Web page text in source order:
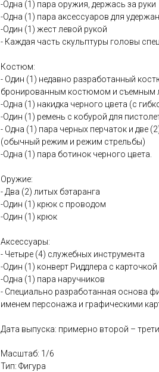
-Одна (1) пара оружия, держась за руки
-Одна (1) пара аксессуаров для
-Один (1) жест левой рукой
- Каждая часть скульптуры головы
Костюм:
- Один (1) недавно разработанный
бронированным костюмом и съемным
-Одна (1) накидка черного цвета (с
-Один (1) ремень с кобурой для
- Одна (1) пара черных перчаток и две
(обычный режим и режим стрельбы)
-Одна (1) пара ботинок черного цвета.
Оружие:
- Два (2) литых бэтаранга
-Один (1) крюк с проводом
-Один (1) крюк
Аксессуары:
- Четыре (4) служебных инструмента
-Один (1) конверт Риддлера с карточкой
-Одна (1) пара наручников
- Специально разработанная основа
именем персонажа и графическими
Дата выпуска: примерно второй –
Масштаб: 1/6
Тип: Фигура